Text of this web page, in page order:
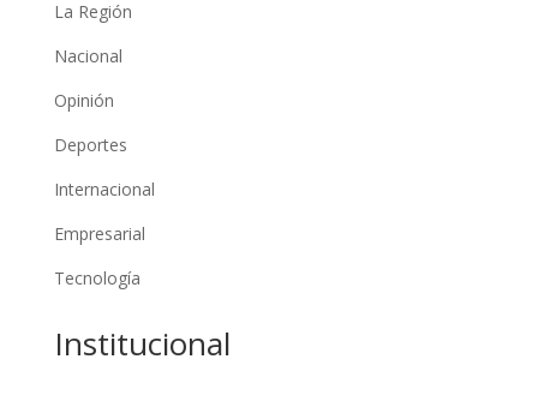
La Región
Nacional
Opinión
Deportes
Internacional
Empresarial
Tecnología
Institucional